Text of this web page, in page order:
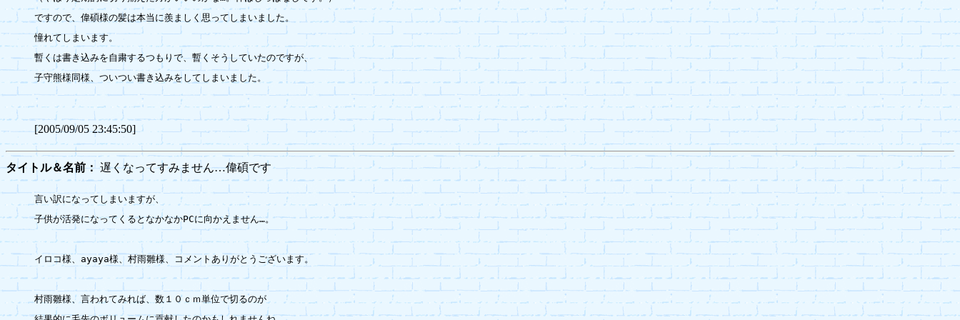
ですので、偉碩様の髪は本当に羨ましく思ってしまいました。
憧れてしまいます。
暫くは書き込みを自粛するつもりで、暫くそうしていたのですが、
子守熊様同様、ついつい書き込みをしてしまいました。
[2005/09/05 23:45:50]
タイトル＆名前： 遅くなってすみません…偉碩です
言い訳になってしまいますが、
子供が活発になってくるとなかなかPCに向かえません…。
イロコ様、ayaya様、村雨雛様、コメントありがとうございます。
村雨雛様、言われてみれば、数１０ｃｍ単位で切るのが